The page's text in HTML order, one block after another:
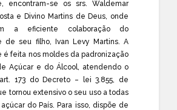
encontram-se os srs. Waldemar
e Divino Martins de Deus, onde
a eficiente colaboração do
de seu filho, Ivan Levy Martins. A
é feita nos moldes da padronização
Açúcar e do Álcool, atendendo o
173 do Decreto – lei 3.855, de
tornou extensivo o seu uso a todas
do País. Para isso, dispõe de